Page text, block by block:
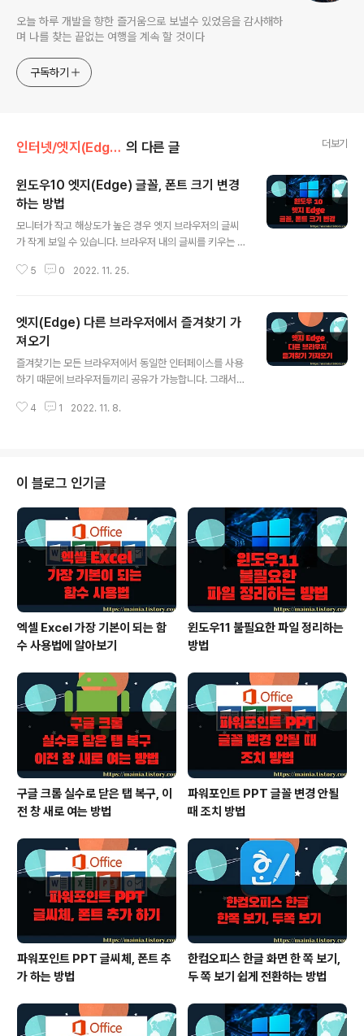
오늘 하루 개발을 향한 즐거움으로 보낼수 있었음을 감사해하
며 나를 찾는 끝없는 여행을 계속 할 것이다
구독하기
인터넷/엣지(Edge) 의 다른 글 더보기
윈도우10 엣지(Edge) 글꼴, 폰트 크기 변경
하는 방법
모니터가 작고 해상도가 높은 경우 엣지 브라우저의 글씨
가 작게 보일 수 있습니다. 브라우저 내의 글씨를 키우는 방
는 텍스트 및 기타 항목의 크기를 조절하는 것입니다. 두 번
는 방법입니다. 엣지 브라우저에서 제공하는 설정을 이용
해서 글꼴의 크기와 종류를 변경해 보겠습니다. ▼ 엣지 브
라우저의 화면 전체를 확대/축소해서 글꼴 크기를 변경하
는 방법은 아래 포스팅을 참고하세요. 윈도우10 엣지(Edg
ge) 브라우저 화면 확대/축소 하는 방법 환경: Windows
5 0 2022. 11. 25.
엣지(Edge) 다른 브라우저에서 즐겨찾기 가
져오기
즐겨찾기는 모든 브라우저에서 동일한 인터페이스를 사용
하기 때문에 브라우저들끼리 공유가 가능합니다. 그래서
수 있도록 기능을 제공합니다. 즐겨찾기에는 사용자가 지
인터넷 익스플로러 등에 있는 즐겨찾기 데이터를 가져오는
방법에 대해 알아보겠습니다. 엣지(Edge) 는 로컬 PC 의
어느 위치에 즐겨찾기 를 보관하고 있는지 궁금하시다면
아래 포스팅을 참고하시기 바랍니다. [참고] l 윈도우10 엣
지(Edge) 즐겨찾기가 저장된 폴더 위치 찾는 방법 ◎ 즐
겨찾기 가져오기 페이지로 가는 첫 번째 방..
4 1 2022. 11. 8.
이 블로그 인기글
엑셀 Excel 가장 기본이 되는 함
수 사용법에 알아보기
윈도우11 불필요한 파일 정리하는
방법
구글 크롬 실수로 닫은 탭 복구, 이
전 창 새로 여는 방법
파워포인트 PPT 글꼴 변경 안될
때 조치 방법
파워포인트 PPT 글씨체, 폰트 추
가 하는 방법
한컴오피스 한글 화면 한 쪽 보기,
두 쪽 보기 쉽게 전환하는 방법